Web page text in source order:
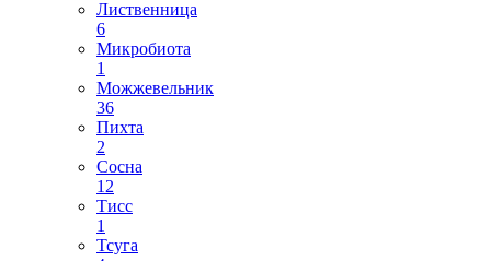
Лиственница
6
Микробиота
1
Можжевельник
36
Пихта
2
Сосна
12
Тисс
1
Тсуга